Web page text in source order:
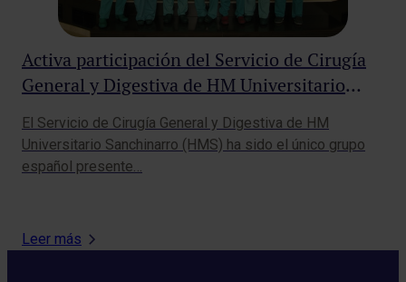
Activa participación del Servicio de Cirugía
General y Digestiva de HM Universitario
Sanchinarro en el Congreso Mundial de de
Cirugía Robótica
El Servicio de Cirugía General y Digestiva de HM
Universitario Sanchinarro (HMS) ha sido el único grupo
español presente…
Leer más